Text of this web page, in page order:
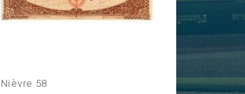
Nièvre 58